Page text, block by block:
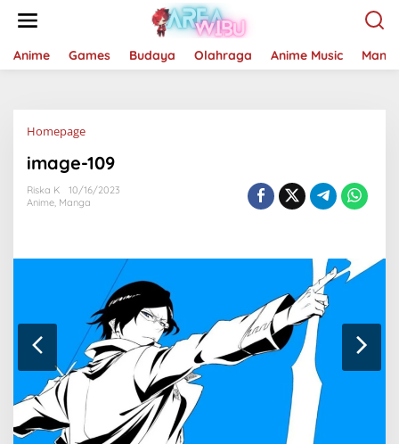
Anime Games Budaya Olahraga Anime Music
HomepageLampiran
image-109
Riska K
10/16/2023
Anime, Manga